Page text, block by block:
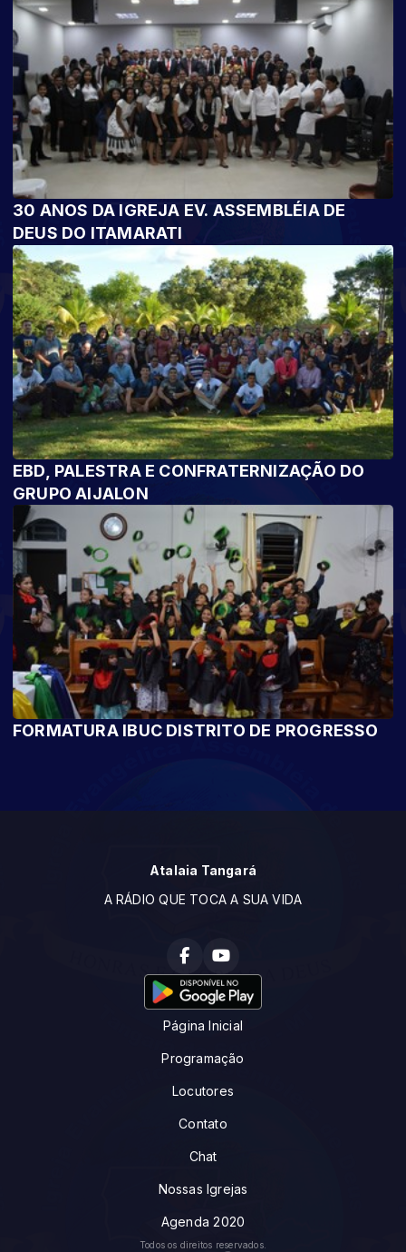
30 ANOS DA IGREJA EV. ASSEMBLÉIA DE
DEUS DO ITAMARATI
EBD, PALESTRA E CONFRATERNIZAÇÃO DO
GRUPO AIJALON
FORMATURA IBUC DISTRITO DE PROGRESSO
Atalaia Tangará
A RÁDIO QUE TOCA A SUA VIDA
Página Inicial
Programação
Locutores
Contato
Chat
Nossas Igrejas
Agenda 2020
Todos os direitos reservados.